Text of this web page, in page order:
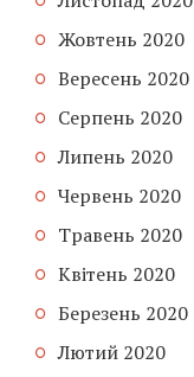
Жовтень 2020
Вересень 2020
Серпень 2020
Липень 2020
Червень 2020
Травень 2020
Квітень 2020
Березень 2020
Лютий 2020